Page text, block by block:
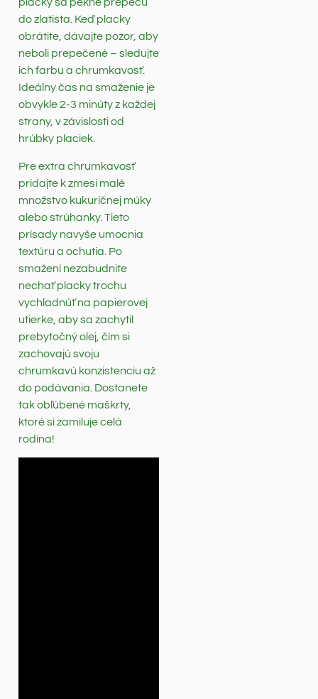
placky sa pekne prepečú
do zlatista. Keď placky
obrátite, dávajte pozor, aby
neboli prepečené – sledujte
ich farbu a chrumkavosť.
Ideálny čas na smaženie je
obvykle 2-3 minúty z každej
strany, v závislosti od
hrúbky placiek.
Pre extra chrumkavosť
pridajte k zmesi malé
množstvo kukuričnej múky
alebo strúhanky. Tieto
prísady navyše umocnia
textúru a ochutia. Po
smažení nezabudnite
nechať placky trochu
vychladnúť na papierovej
utierke, aby sa zachytil
prebytočný olej, čím si
zachovajú svoju
chrumkavú konzistenciu až
do podávania. Dostanete
tak obľúbené maškrty,
ktoré si zamiluje celá
rodina!